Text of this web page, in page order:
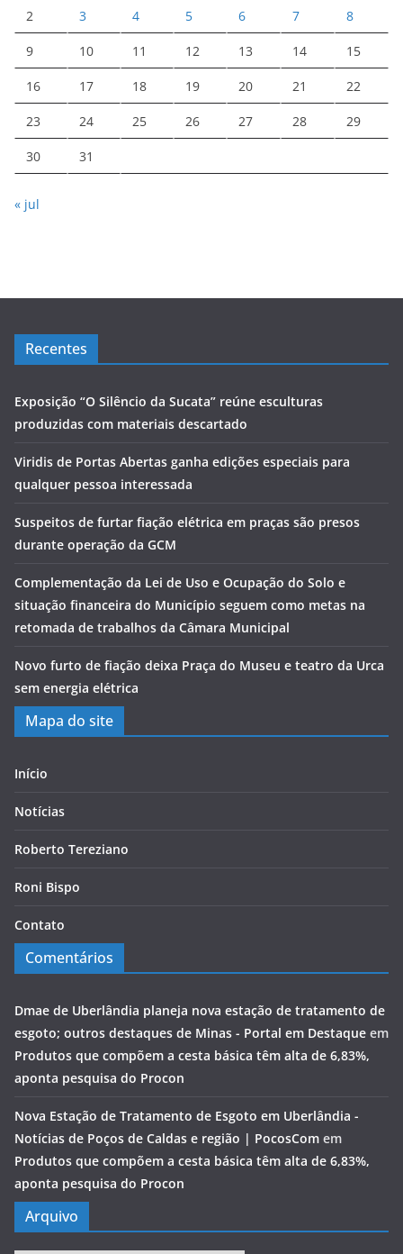
2 3 4 5 6 7 8
9 10 11 12 13 14 15
16 17 18 19 20 21 22
23 24 25 26 27 28 29
30 31
« jul
Recentes
Exposição “O Silêncio da Sucata” reúne esculturas
produzidas com materiais descartado
Viridis de Portas Abertas ganha edições especiais para
qualquer pessoa interessada
Suspeitos de furtar fiação elétrica em praças são presos
durante operação da GCM
Complementação da Lei de Uso e Ocupação do Solo e
situação financeira do Município seguem como metas na
retomada de trabalhos da Câmara Municipal
Novo furto de fiação deixa Praça do Museu e teatro da Urca
sem energia elétrica
Mapa do site
Início
Notícias
Roberto Tereziano
Roni Bispo
Contato
Comentários
Dmae de Uberlândia planeja nova estação de tratamento de
esgoto; outros destaques de Minas - Portal em Destaque em
Produtos que compõem a cesta básica têm alta de 6,83%,
aponta pesquisa do Procon
Nova Estação de Tratamento de Esgoto em Uberlândia -
Notícias de Poços de Caldas e região | PocosCom em
Produtos que compõem a cesta básica têm alta de 6,83%,
aponta pesquisa do Procon
Arquivo